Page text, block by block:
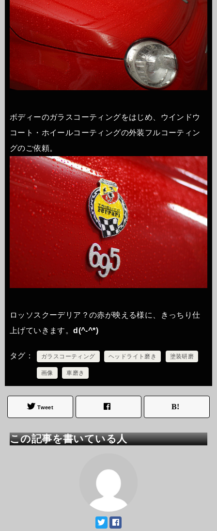
ボディーのガラスコーティングをはじめ、ウインドウ
コート・ホイールコーティングの外装フルコーティン
グのご依頼。
ロッソスクーデリア？の赤が映える様に、きっちり仕
上げていきます。d(^-^*)
タグ ガラスコーティング ヘッドライト磨き 塗装研磨
画像 車磨き
Tweet
この記事を書いている人